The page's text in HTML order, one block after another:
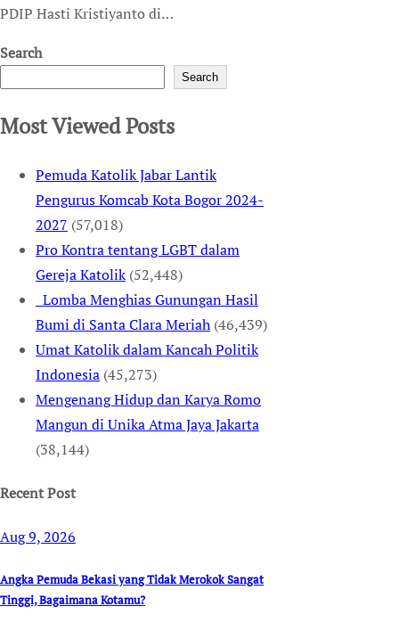
PDIP Hasti Kristiyanto di…
Search
Search
Most Viewed Posts
Pemuda Katolik Jabar Lantik
Pengurus Komcab Kota Bogor 2024-
2027 (57,018)
Pro Kontra tentang LGBT dalam
Gereja Katolik (52,448)
Lomba Menghias Gunungan Hasil
Bumi di Santa Clara Meriah (46,439)
Umat Katolik dalam Kancah Politik
Indonesia (45,273)
Mengenang Hidup dan Karya Romo
Mangun di Unika Atma Jaya Jakarta
(38,144)
Recent Post
Aug 9, 2026
Angka Pemuda Bekasi yang Tidak Merokok Sangat
Tinggi, Bagaimana Kotamu?